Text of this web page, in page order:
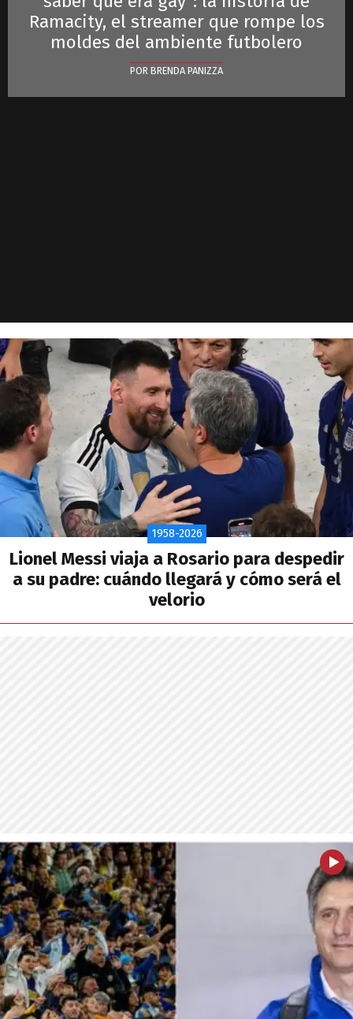
Ramacity, el streamer que rompe los
moldes del ambiente futbolero
POR BRENDA PANIZZA
1958-2026
Lionel Messi viaja a Rosario para despedir
a su padre: cuándo llegará y cómo será el
velorio